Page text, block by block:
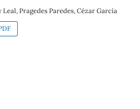
Leal, Pragedes Paredes, Cézar García